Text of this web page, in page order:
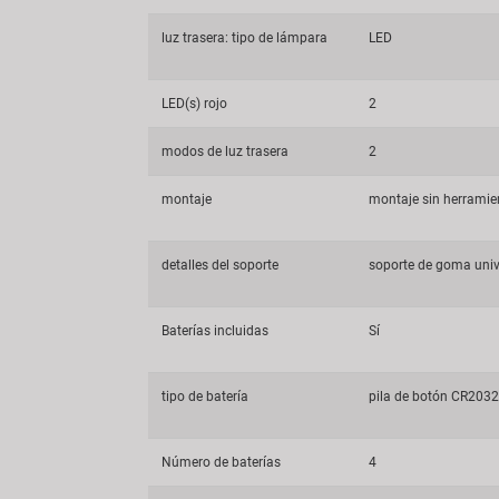
luz trasera: tipo de lámpara LED
LED(s) rojo 2
modos de luz trasera 2
montaje montaje sin
detalles del soporte soporte de goma
Baterías incluidas Sí
tipo de batería pila de botón CR2032
Número de baterías 4